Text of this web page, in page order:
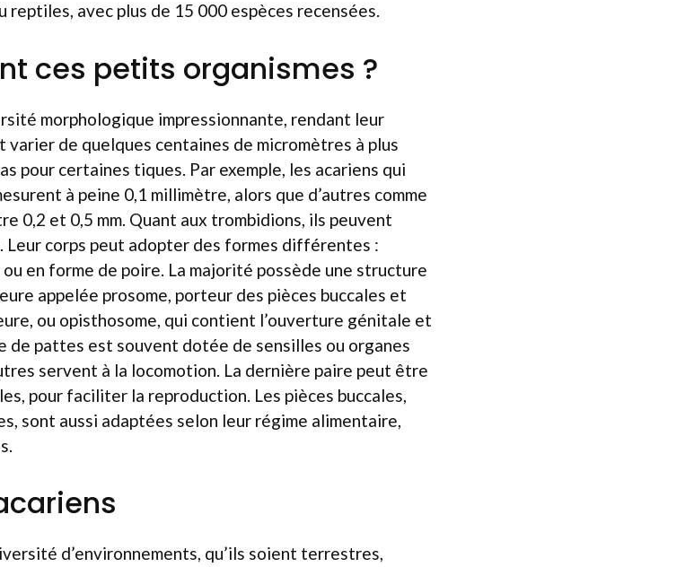
reptiles, avec plus de 15 000 espèces recensées.
ces petits organismes ?
morphologique impressionnante, rendant leur
de quelques centaines de micromètres à plus
pour certaines tiques. Par exemple, les acariens qui
à peine 0,1 millimètre, alors que d’autres comme
0,2 et 0,5 mm. Quant aux trombidions, ils peuvent
Leur corps peut adopter des formes différentes :
en forme de poire. La majorité possède une structure
appelée prosome, porteur des pièces buccales et
ou opisthosome, qui contient l’ouverture génitale et
de pattes est souvent dotée de sensilles ou organes
servent à la locomotion. La dernière paire peut être
pour faciliter la reproduction. Les pièces buccales,
sont aussi adaptées selon leur régime alimentaire,
d’environnements, qu’ils soient terrestres,